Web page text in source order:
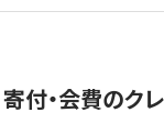
寄付・会費のク